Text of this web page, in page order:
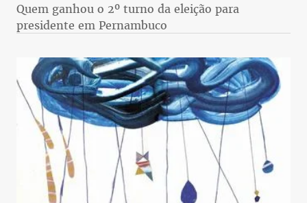
Quem ganhou o 2º turno da eleição para
presidente em Pernambuco